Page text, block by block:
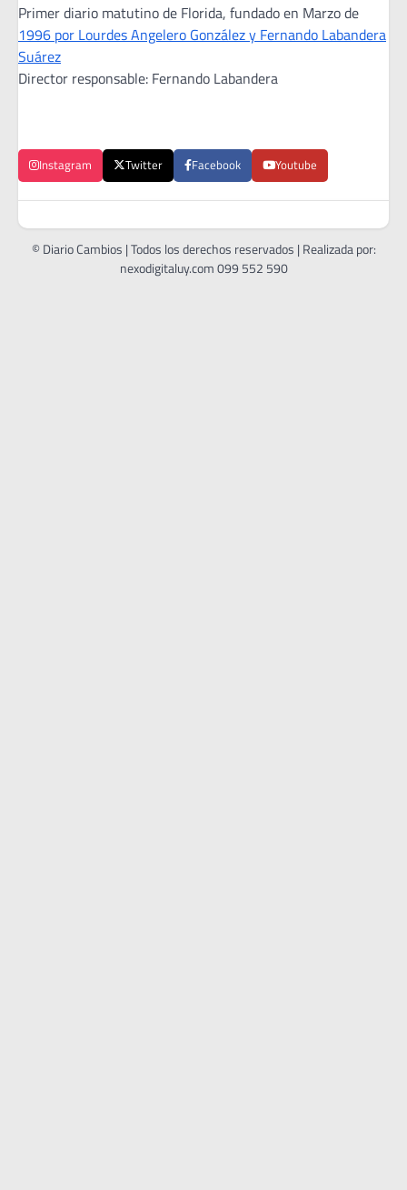
Primer diario matutino de Florida, fundado en Marzo de
1996 por Lourdes Angelero González y Fernando Labandera
Suárez
Director responsable: Fernando Labandera
Instagram Twitter Facebook Youtube